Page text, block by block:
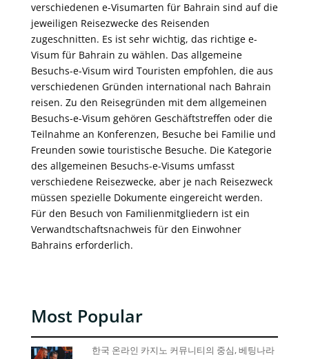
verschiedenen e-Visumarten für Bahrain sind auf die
jeweiligen Reisezwecke des Reisenden
zugeschnitten. Es ist sehr wichtig, das richtige e-
Visum für Bahrain zu wählen. Das allgemeine
Besuchs-e-Visum wird Touristen empfohlen, die aus
verschiedenen Gründen international nach Bahrain
reisen. Zu den Reisegründen mit dem allgemeinen
Besuchs-e-Visum gehören Geschäftstreffen oder die
Teilnahme an Konferenzen, Besuche bei Familie und
Freunden sowie touristische Besuche. Die Kategorie
des allgemeinen Besuchs-e-Visums umfasst
verschiedene Reisezwecke, aber je nach Reisezweck
müssen spezielle Dokumente eingereicht werden.
Für den Besuch von Familienmitgliedern ist ein
Verwandtschaftsnachweis für den Einwohner
Bahrains erforderlich.
Most Popular
한국 온라인 카지노 커뮤니티의 중심, 베팅나라